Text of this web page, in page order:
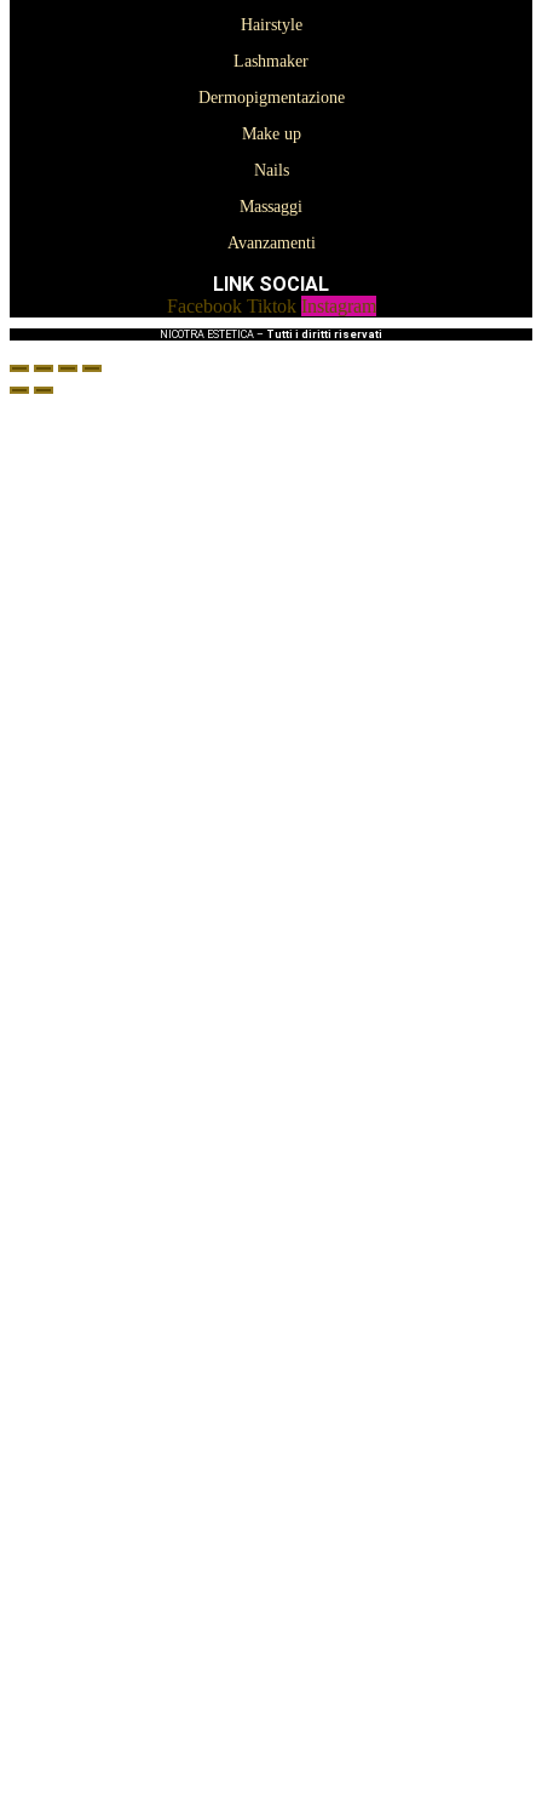
Hairstyle
Lashmaker
Dermopigmentazione
Make up
Nails
Massaggi
Avanzamenti
LINK SOCIAL
Facebook Tiktok Instagram
NICOTRA ESTETICA – Tutti i diritti riservati